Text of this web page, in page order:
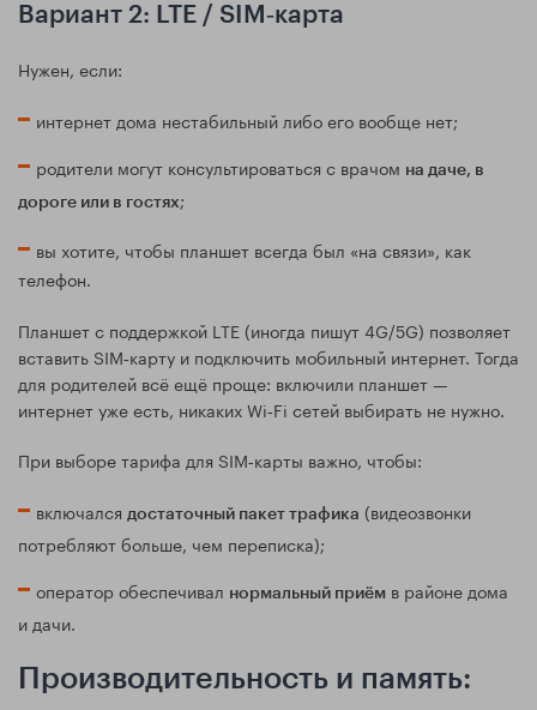
Вариант 2: LTE / SIM‑карта
Нужен, если:
интернет дома нестабильный либо его вообще нет;
родители могут консультироваться с врачом на даче, в
дороге или в гостях;
вы хотите, чтобы планшет всегда был «на связи», как
телефон.
Планшет с поддержкой LTE (иногда пишут 4G/5G) позволяет
вставить SIM‑карту и подключить мобильный интернет. Тогда
для родителей всё ещё проще: включили планшет —
интернет уже есть, никаких Wi‑Fi сетей выбирать не нужно.
При выборе тарифа для SIM‑карты важно, чтобы:
включался достаточный пакет трафика (видеозвонки
потребляют больше, чем переписка);
оператор обеспечивал нормальный приём в районе дома
и дачи.
Производительность и память: